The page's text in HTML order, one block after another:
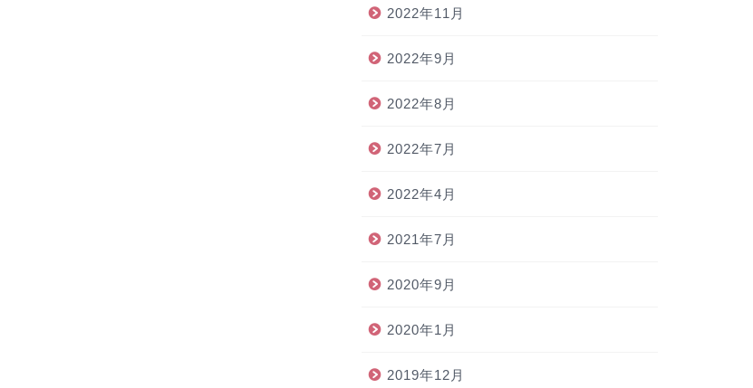
2022年11月
2022年9月
2022年8月
2022年7月
2022年4月
2021年7月
2020年9月
2020年1月
2019年12月